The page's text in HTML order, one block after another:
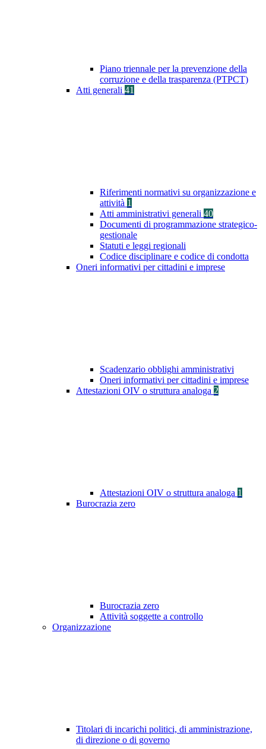
Piano triennale per la prevenzione della
corruzione e della trasparenza (PTPCT)
Atti generali 41
Riferimenti normativi su organizzazione e
attività 1
Atti amministrativi generali 40
Documenti di programmazione strategico-
gestionale
Statuti e leggi regionali
Codice disciplinare e codice di condotta
Oneri informativi per cittadini e imprese
Scadenzario obblighi amministrativi
Oneri informativi per cittadini e imprese
Attestazioni OIV o struttura analoga 2
Attestazioni OIV o struttura analoga 1
Burocrazia zero
Burocrazia zero
Attività soggette a controllo
Organizzazione
Titolari di incarichi politici, di amministrazione,
di direzione o di governo